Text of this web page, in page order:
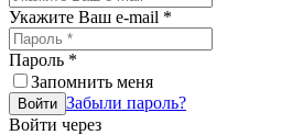
Укажите Ваш e-mail *
Пароль *
Запомнить меня
Войти Забыли пароль?
Войти через